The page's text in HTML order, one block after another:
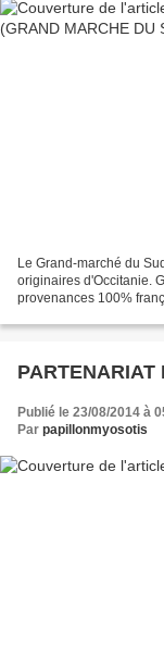
Le Grand-marché du
originaires d'Occitanie.
provenances 100%
PARTENARIAT
Publié le 23/08/2014 à
Par papillonmyosotis